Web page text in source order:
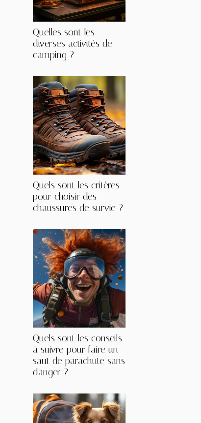
Quelles sont les
diverses activités de
camping ?
Quels sont les critères
pour choisir des
chaussures de survie ?
Quels sont les conseils
à suivre pour faire un
saut de parachute sans
danger ?